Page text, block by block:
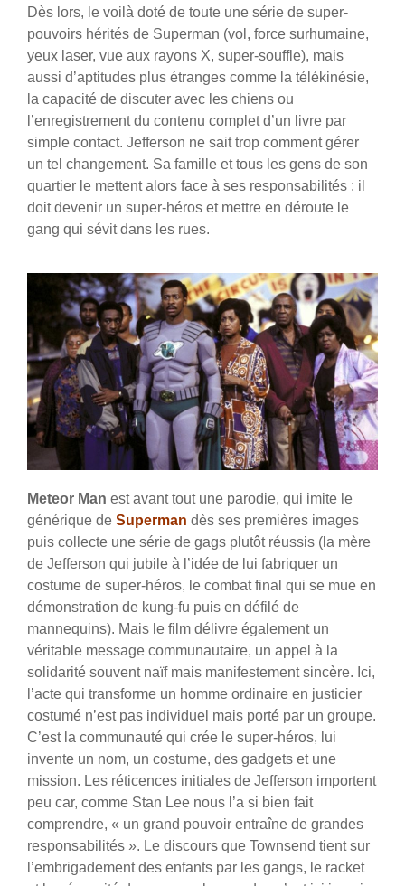
Dès lors, le voilà doté de toute une série de super-
pouvoirs hérités de Superman (vol, force surhumaine,
yeux laser, vue aux rayons X, super-souffle), mais
aussi d’aptitudes plus étranges comme la télékinésie,
la capacité de discuter avec les chiens ou
l’enregistrement du contenu complet d’un livre par
simple contact. Jefferson ne sait trop comment gérer
un tel changement. Sa famille et tous les gens de son
quartier le mettent alors face à ses responsabilités : il
doit devenir un super-héros et mettre en déroute le
gang qui sévit dans les rues.
Meteor Man est avant tout une parodie, qui imite le
générique de Superman dès ses premières images
puis collecte une série de gags plutôt réussis (la mère
de Jefferson qui jubile à l’idée de lui fabriquer un
costume de super-héros, le combat final qui se mue en
démonstration de kung-fu puis en défilé de
mannequins). Mais le film délivre également un
véritable message communautaire, un appel à la
solidarité souvent naïf mais manifestement sincère. Ici,
l’acte qui transforme un homme ordinaire en justicier
costumé n’est pas individuel mais porté par un groupe.
C’est la communauté qui crée le super-héros, lui
invente un nom, un costume, des gadgets et une
mission. Les réticences initiales de Jefferson importent
peu car, comme Stan Lee nous l’a si bien fait
comprendre, « un grand pouvoir entraîne de grandes
responsabilités ». Le discours que Townsend tient sur
l’embrigadement des enfants par les gangs, le racket